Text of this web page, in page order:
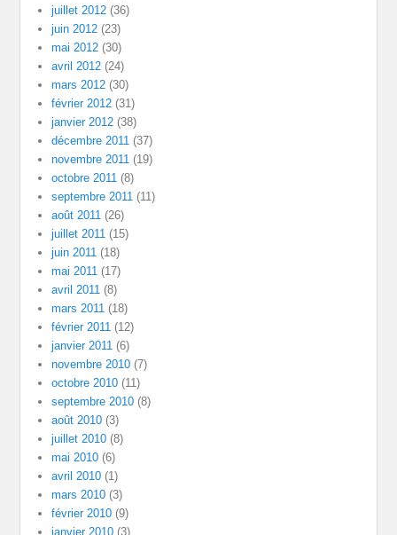
juillet 2012 (36)
juin 2012 (23)
mai 2012 (30)
avril 2012 (24)
mars 2012 (30)
février 2012 (31)
janvier 2012 (38)
décembre 2011 (37)
novembre 2011 (19)
octobre 2011 (8)
septembre 2011 (11)
août 2011 (26)
juillet 2011 (15)
juin 2011 (18)
mai 2011 (17)
avril 2011 (8)
mars 2011 (18)
février 2011 (12)
janvier 2011 (6)
novembre 2010 (7)
octobre 2010 (11)
septembre 2010 (8)
août 2010 (3)
juillet 2010 (8)
mai 2010 (6)
avril 2010 (1)
mars 2010 (3)
février 2010 (9)
janvier 2010 (3)